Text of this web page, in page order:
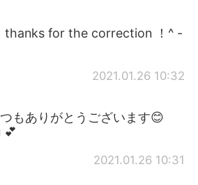
thanks for the correction ！^ -
2021.01.26 10:32
もありがとうございます😊
2021.01.26 10:31